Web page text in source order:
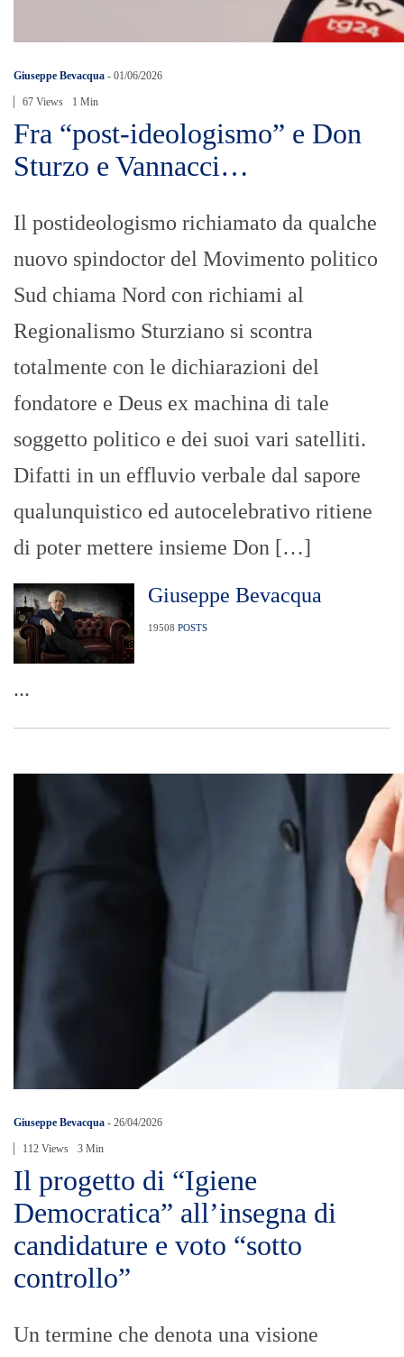
Giuseppe Bevacqua - 01/06/2026
67 Views 1 Min
Fra “post-ideologismo” e Don
Sturzo e Vannacci…
Il postideologismo richiamato da qualche
nuovo spindoctor del Movimento politico
Sud chiama Nord con richiami al
Regionalismo Sturziano si scontra
totalmente con le dichiarazioni del
fondatore e Deus ex machina di tale
soggetto politico e dei suoi vari satelliti.
Difatti in un effluvio verbale dal sapore
qualunquistico ed autocelebrativo ritiene
di poter mettere insieme Don […]
Giuseppe Bevacqua
19508 POSTS
...
Giuseppe Bevacqua - 26/04/2026
112 Views 3 Min
Il progetto di “Igiene
Democratica” all’insegna di
candidature e voto “sotto
controllo”
Un termine che denota una visione